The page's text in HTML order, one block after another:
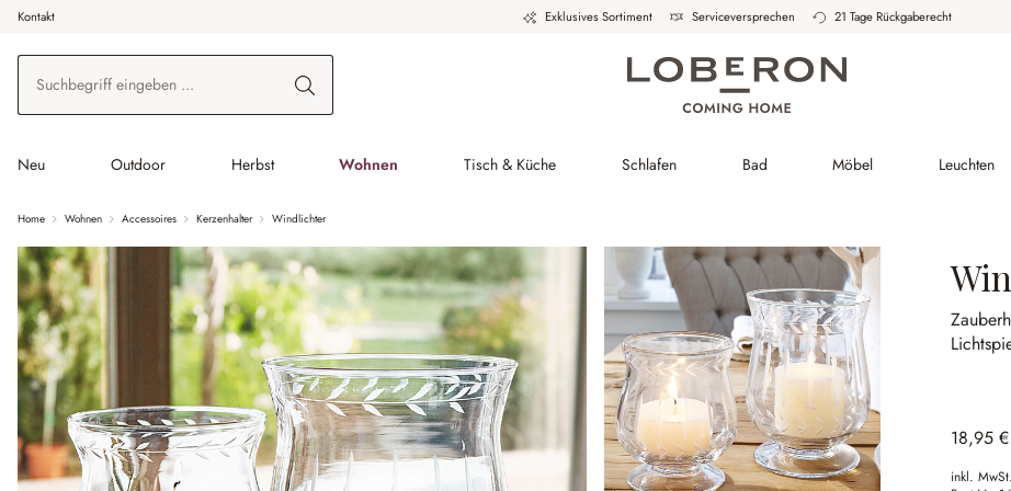
Hauptinhalt springen
Zur Suche springen
Zur Hauptnavigation springen
Kontakt Exklusives Sortiment Serviceversprechen 21 Tage Rückgaberecht
Neu Outdoor Herbst Wohnen Tisch & Küche Schlafen Bad Möbel Leuchten
Home Wohnen Accessoires Kerzenhalter Windlichter
18,95 €
inkl.